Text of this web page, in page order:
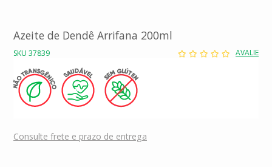
Azeite de Dendê Arrifana 200ml
SKU 37839 AVALIE
Consulte frete e prazo de entrega